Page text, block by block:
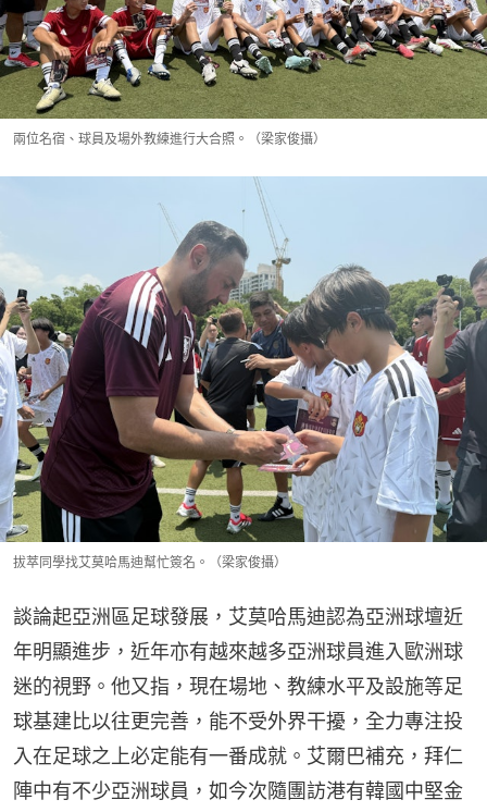
兩位名宿、球員及場外教練進行大合照。（梁家俊攝）
拔萃同學找艾莫哈馬迪幫忙簽名。（梁家俊攝）
談論起亞洲區足球發展，艾莫哈馬迪認為亞洲球壇近
年明顯進步，近年亦有越來越多亞洲球員進入歐洲球
迷的視野。他又指，現在場地、教練水平及設施等足
球基建比以往更完善，能不受外界干擾，全力專注投
入在足球之上必定能有一番成就。艾爾巴補充，拜仁
陣中有不少亞洲球員，如今次隨團訪港有韓國中堅金